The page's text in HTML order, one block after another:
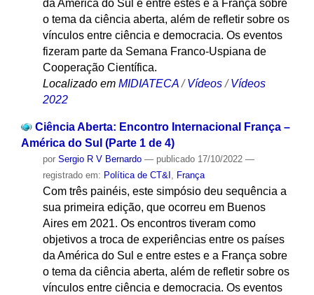
da América do Sul e entre estes e a França sobre
o tema da ciência aberta, além de refletir sobre os
vínculos entre ciência e democracia. Os eventos
fizeram parte da Semana Franco-Uspiana de
Cooperação Científica.
Localizado em MIDIATECA /Vídeos /Vídeos
2022
Ciência Aberta: Encontro Internacional França –
América do Sul (Parte 1 de 4)
por Sergio R V Bernardo — publicado17/10/2022 —
registrado em: Política de CT&I França
Com três painéis, este simpósio deu sequência a
sua primeira edição, que ocorreu em Buenos
Aires em 2021. Os encontros tiveram como
objetivos a troca de experiências entre os países
da América do Sul e entre estes e a França sobre
o tema da ciência aberta, além de refletir sobre os
vínculos entre ciência e democracia. Os eventos